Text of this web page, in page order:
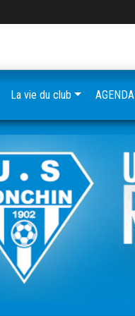
La vie du club AGENDA